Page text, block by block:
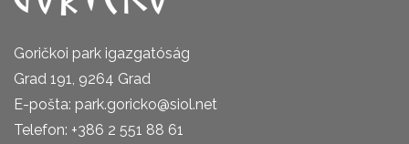
Goričkoi park igazgatóság
Grad 191, 9264 Grad
E-pošta: park.goricko@siol.net
Telefon: +386 2 551 88 61